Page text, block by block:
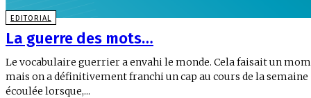
EDITORIAL
La guerre des mots…
Le vocabulaire guerrier a envahi le monde. Cela faisait un moment,
mais on a définitivement franchi un cap au cours de la semaine
écoulée lorsque,...